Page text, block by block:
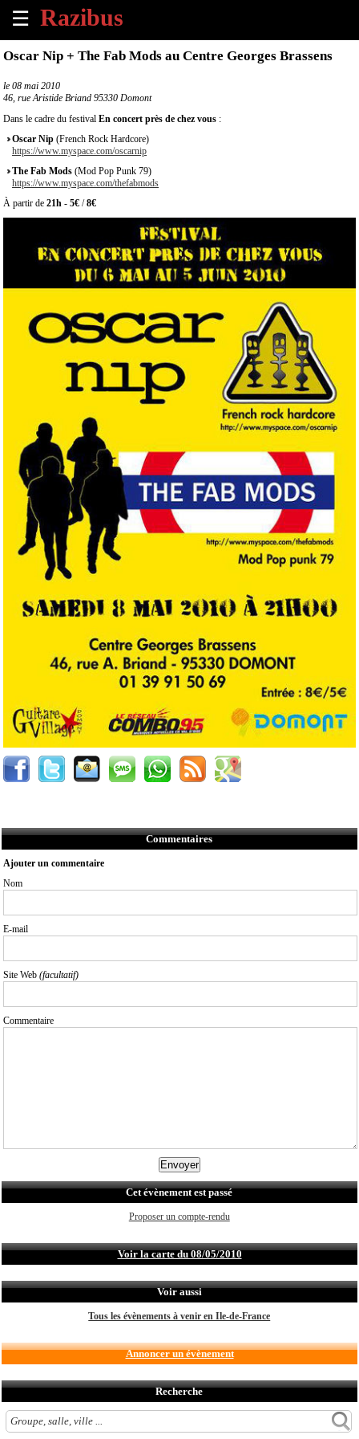
☰
×
Tous
évènements
à
venir
évènement
propos
Oscar Nip + The Fab Mods au Centre Georges Brassens
le 08 mai 2010
46, rue Aristide Briand 95330 Domont
Dans le cadre du festival En concert près de chez vous :
Oscar Nip (French Rock Hardcore)
https://www.myspace.com/oscarnip
The Fab Mods (Mod Pop Punk 79)
https://www.myspace.com/thefabmods
À partir de 21h - 5€ /8€
Commentaires
Ajouter un commentaire
Nom
E-mail
Site Web (facultatif)
Commentaire
Cet évènement est passé
Proposer un compte-rendu
Voir la carte du 08/05/2010
Voir aussi
Tous les évènements à venir en Ile-de-France
Annoncer un évènement
Recherche